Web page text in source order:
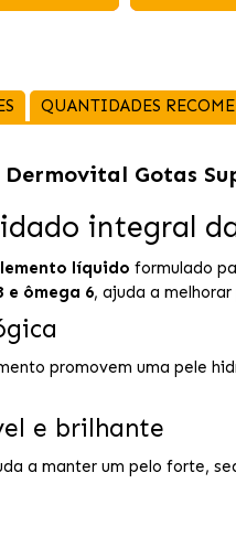
QUANTIDADES
Gotas
integral
líquido formulado
e ômega 6, ajuda a
promovem uma pele
e brilhante
a manter um pelo forte,